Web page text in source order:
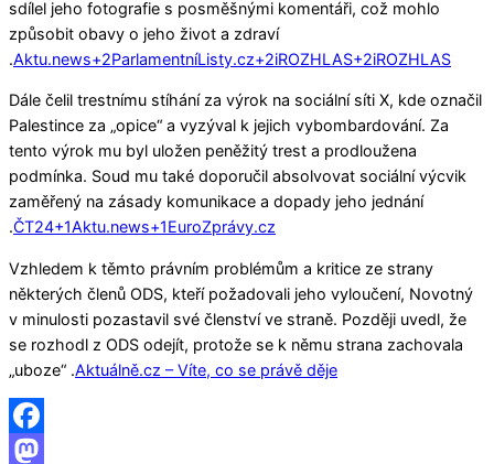
sdílel jeho fotografie s posměšnými komentáři, což mohlo
způsobit obavy o jeho život a zdraví
.Aktu.news+2ParlamentníListy.cz+2iROZHLAS+2iROZHLAS
Dále čelil trestnímu stíhání za výrok na sociální síti X, kde označil
Palestince za „opice“ a vyzýval k jejich vybombardování. Za
tento výrok mu byl uložen peněžitý trest a prodloužena
podmínka. Soud mu také doporučil absolvovat sociální výcvik
zaměřený na zásady komunikace a dopady jeho jednání
.ČT24+1Aktu.news+1EuroZprávy.cz
Vzhledem k těmto právním problémům a kritice ze strany
některých členů ODS, kteří požadovali jeho vyloučení, Novotný
v minulosti pozastavil své členství ve straně. Později uvedl, že
se rozhodl z ODS odejít, protože se k němu strana zachovala
„uboze“ .Aktuálně.cz – Víte, co se právě děje
Facebook